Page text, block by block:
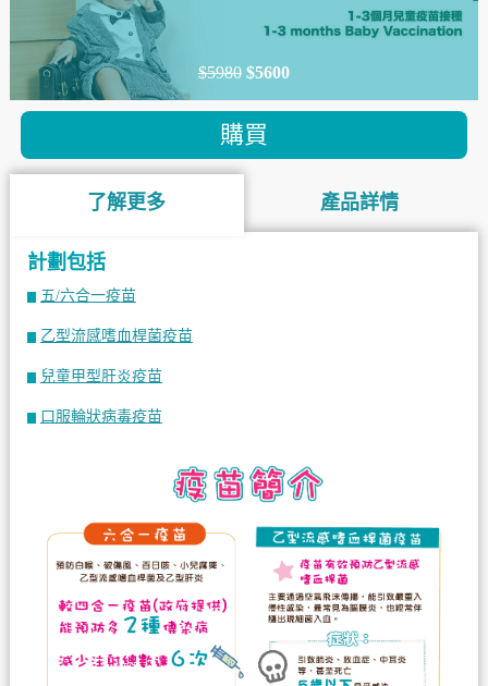
$5980 $5600
購買
了解更多 產品詳情
計劃包括
五/六合一疫苗
乙型流感嗜血桿菌疫苗
兒童甲型肝炎疫苗
口服輪狀病毒疫苗